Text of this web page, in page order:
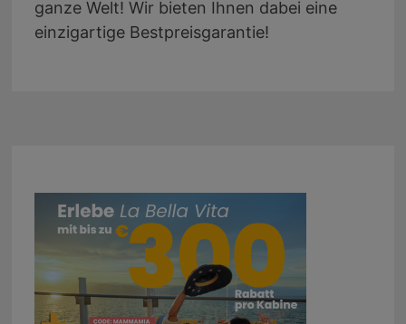
ganze Welt! Wir bieten Ihnen dabei eine
einzigartige Bestpreisgarantie!